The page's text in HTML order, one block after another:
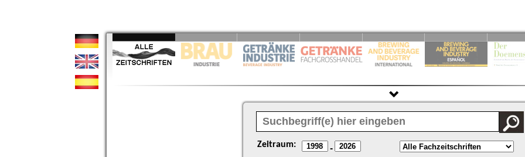
Zeitraum: -